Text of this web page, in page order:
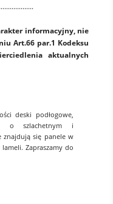
informacyjny, nie
Art.66 par.1 Kodeksu
aktualnych
deski podłogowe,
o szlachetnym i
znajdują się panele w
Zapraszamy do